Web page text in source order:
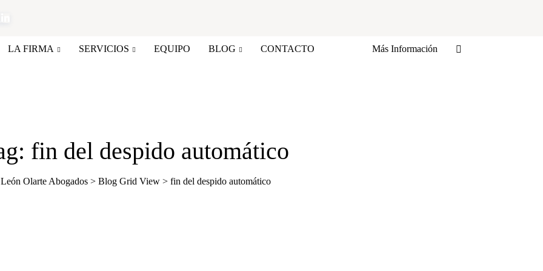
LA FIRMA SERVICIOS EQUIPO BLOG CONTACTO Más Información
fin del despido automático
León Olarte Abogados > Blog Grid View > fin del despido automático